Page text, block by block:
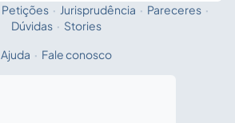
Fale com a IA
Petições · Jurisprudência · Pareceres ·
Dúvidas · Stories
Ajuda · Fale conosco